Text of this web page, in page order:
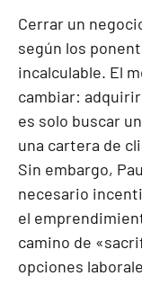
Cerrar un
según los
incalculable. El
cambiar:
es solo buscar
una cartera de
Sin embargo,
necesario
el
camino de
opciones